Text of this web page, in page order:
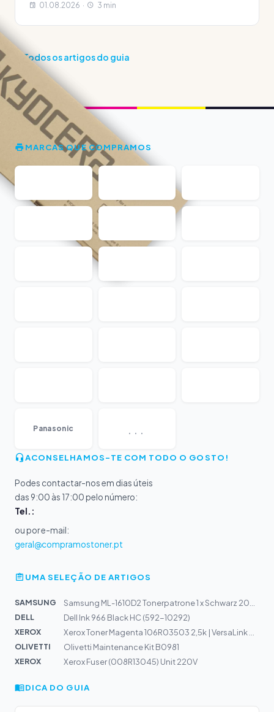
01.08.2026 · 3 min
Todos os artigos do guia
MARCAS QUE COMPRAMOS
Panasonic ...
ACONSELHAMOS-TE COM TODO O GOSTO!
Podes contactar-nos em dias úteis
das 9:00 às 17:00 pelo número:
Tel.:
ou por e-mail:
geral@compramostoner.pt
UMA SELEÇÃO DE ARTIGOS
SAMSUNG
DELL
Dell Ink 966 Black HC (592-10292)
XEROX
OLIVETTI
Olivetti Maintenance Kit B0981
XEROX
Xerox Fuser (008R13045) Unit 220V
DICA DO GUIA